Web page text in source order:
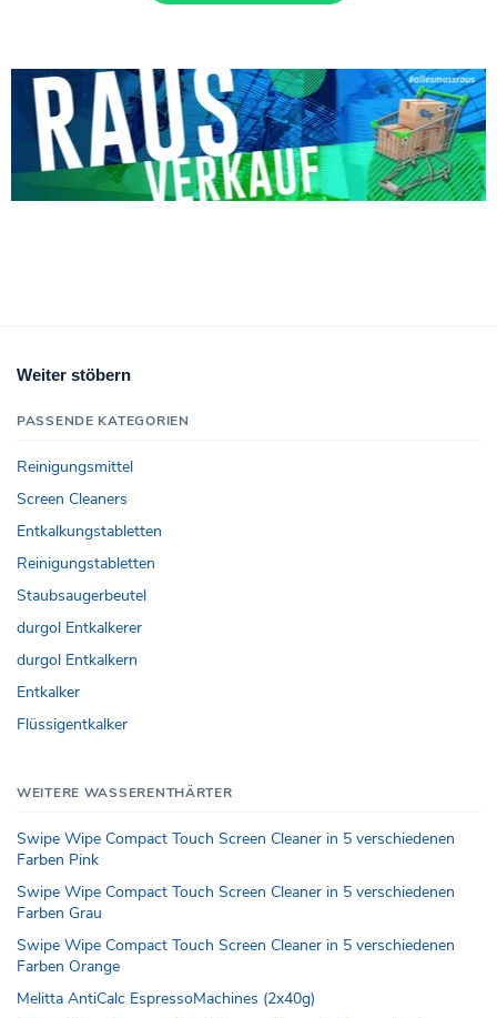
Weiter stöbern
PASSENDE KATEGORIEN
Reinigungsmittel
Screen Cleaners
Entkalkungstabletten
Reinigungstabletten
Staubsaugerbeutel
durgol Entkalkerer
durgol Entkalkern
Entkalker
Flüssigentkalker
WEITERE WASSERENTHÄRTER
Swipe Wipe Compact Touch Screen Cleaner in 5 verschiedenen
Farben Pink
Swipe Wipe Compact Touch Screen Cleaner in 5 verschiedenen
Farben Grau
Swipe Wipe Compact Touch Screen Cleaner in 5 verschiedenen
Farben Orange
Melitta AntiCalc EspressoMachines (2x40g)